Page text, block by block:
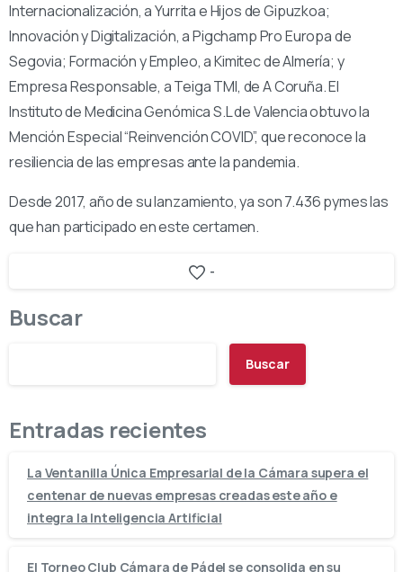
Internacionalización, a Yurrita e Hijos de Gipuzkoa;
Innovación y Digitalización, a Pigchamp Pro Europa de
Segovia; Formación y Empleo, a Kimitec de Almería; y
Empresa Responsable, a Teiga TMI, de A Coruña. El
Instituto de Medicina Genómica S.L de Valencia obtuvo la
Mención Especial “Reinvención COVID”, que reconoce la
resiliencia de las empresas ante la pandemia.
Desde 2017, año de su lanzamiento, ya son 7.436 pymes las
que han participado en este certamen.
-
Buscar
Buscar
Entradas recientes
La Ventanilla Única Empresarial de la Cámara supera el
centenar de nuevas empresas creadas este año e
integra la Inteligencia Artificial
El Torneo Club Cámara de Pádel se consolida en su